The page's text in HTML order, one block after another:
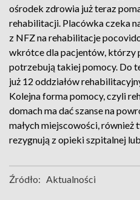
ośrodek zdrowia już teraz
rehabilitacji. Placówka czeka
z NFZ na rehabilitacje
wkrótce dla pacjentów, którzy
potrzebują takiej pomocy. Do
już 12 oddziałów
Kolejna forma pomocy, czyli
domach ma dać szanse na
małych miejscowości, również
rezygnują z opieki szpitalnej
Źródło: Aktualności